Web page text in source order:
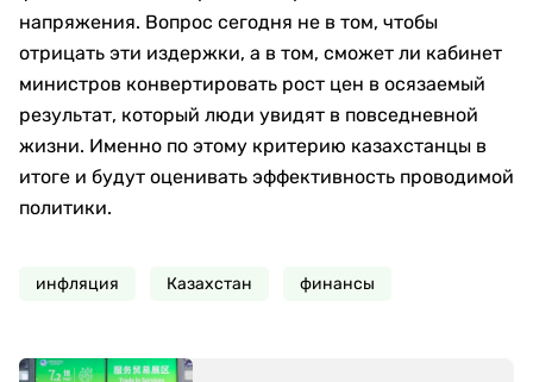
напряжения. Вопрос сегодня не в том, чтобы
отрицать эти издержки, а в том, сможет ли кабинет
министров конвертировать рост цен в осязаемый
результат, который люди увидят в повседневной
жизни. Именно по этому критерию казахстанцы в
итоге и будут оценивать эффективность проводимой
политики.
инфляция Казахстан финансы